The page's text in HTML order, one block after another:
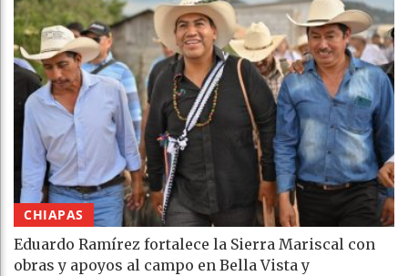
CHIAPAS
Eduardo Ramírez fortalece la Sierra Mariscal con
obras y apoyos al campo en Bella Vista y